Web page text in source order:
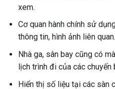
xem.
Cơ quan hành chính sử
thông tin, hình ảnh liên quan.
Nhà ga, sân bay cũng có
lịch trình đi của các chuyến
Hiển thị số liệu tại các sàn